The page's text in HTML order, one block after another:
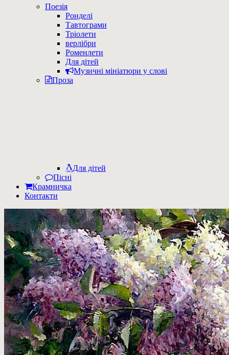
Поезія
Ронделі
Тавтограми
Тріолети
верлібри
Роменлети
Для дітей
Музичні мініатюри у слові
Проза
Для дітей
Пісні
Крамничка
Контакти